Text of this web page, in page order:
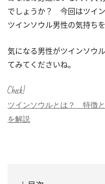
でしょうか？ 今回はツイン
ツインソウル男性の気持ちを
気になる男性がツインソウ
てみてくださいね。
Check!
ツインソウルとは？ 特徴
を解説